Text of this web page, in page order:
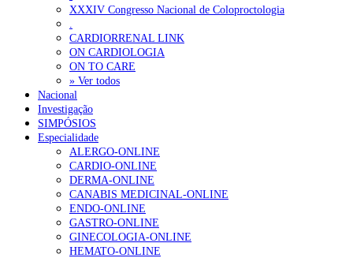
Portugal está a formar os médicos de que precisa?
MAIS LIDAS
Enfermagem Forense. “Da urgência ao tribunal, cada
203 visualizações
1.º Episódio do Podcast “Frequência Cardio – Sintoniza-
169 visualizações
XXXIV Congresso Nacional de Coloproctologia
.
CARDIORRENAL LINK
ON CARDIOLOGIA
ON TO CARE
» Ver todos
Nacional
Investigação
SIMPÓSIOS
Especialidade
ALERGO-ONLINE
CARDIO-ONLINE
DERMA-ONLINE
CANABIS MEDICINAL-ONLINE
ENDO-ONLINE
GASTRO-ONLINE
GINECOLOGIA-ONLINE
HEMATO-ONLINE